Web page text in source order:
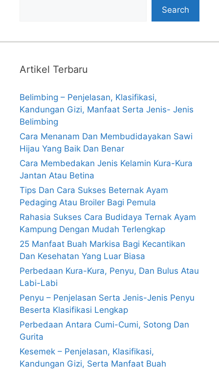
Search
Artikel Terbaru
Belimbing – Penjelasan, Klasifikasi,
Kandungan Gizi, Manfaat Serta Jenis- Jenis
Belimbing
Cara Menanam Dan Membudidayakan Sawi
Hijau Yang Baik Dan Benar
Cara Membedakan Jenis Kelamin Kura-Kura
Jantan Atau Betina
Tips Dan Cara Sukses Beternak Ayam
Pedaging Atau Broiler Bagi Pemula
Rahasia Sukses Cara Budidaya Ternak Ayam
Kampung Dengan Mudah Terlengkap
25 Manfaat Buah Markisa Bagi Kecantikan
Dan Kesehatan Yang Luar Biasa
Perbedaan Kura-Kura, Penyu, Dan Bulus Atau
Labi-Labi
Penyu – Penjelasan Serta Jenis-Jenis Penyu
Beserta Klasifikasi Lengkap
Perbedaan Antara Cumi-Cumi, Sotong Dan
Gurita
Kesemek – Penjelasan, Klasifikasi,
Kandungan Gizi, Serta Manfaat Buah